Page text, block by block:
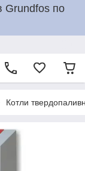
Grundfos по
Котли